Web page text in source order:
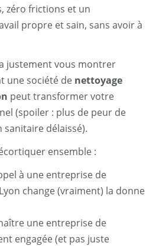
zéro frictions et un
propre et sain, sans avoir à
justement vous montrer
une société de nettoyage
peut transformer votre
(spoiler : plus de peur de
sanitaire délaissé).
ensemble :
à une entreprise de
change (vraiment) la donne
une entreprise de
engagée (et pas juste